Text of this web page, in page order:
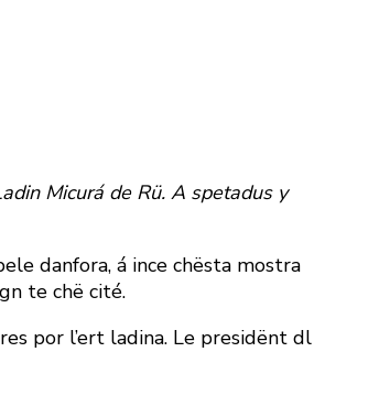
Micurá de Rü. A spetadus y
danfora, á ince chësta mostra
te chë cité.
por l’ert ladina. Le presidënt dl